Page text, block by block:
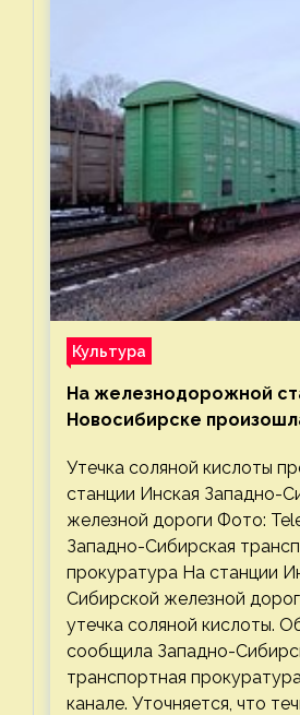
Культура
На железнодорожной
Новосибирске
Утечка соляной кислоты
станции Инская Западно-
железной дороги Фото:
Западно-Сибирская
прокуратура На станции
Сибирской железной
утечка соляной кислоты.
сообщила Западно-
транспортная
канале. Уточняется, что